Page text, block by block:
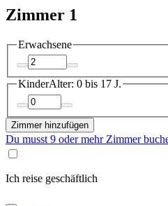
Zimmer 1
Erwachsene
KinderAlter: 0 bis 17 J.
Zimmer hinzufügen
Du musst 9 oder mehr Zimmer
Ich reise geschäftlich